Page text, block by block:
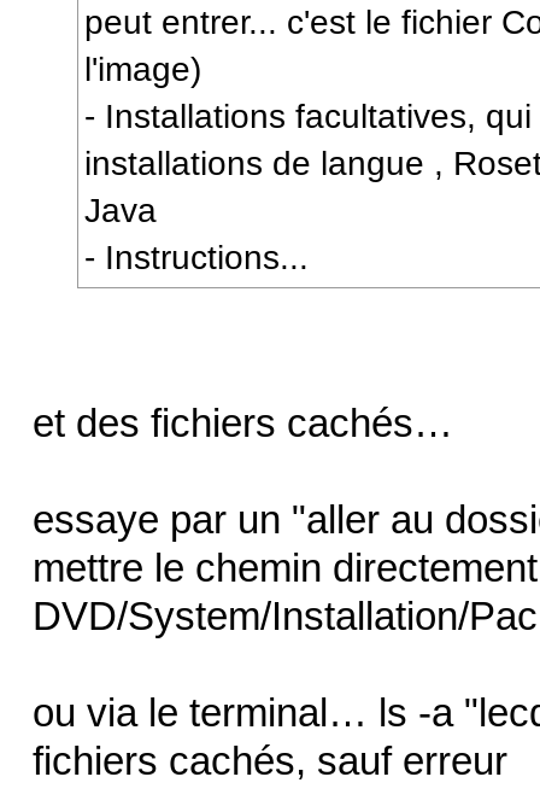
peut entrer... c'est le fichier
l'image)
- Installations facultatives,
installations de langue ,
Java
- Instructions...
et des fichiers cachés…
essaye par un "aller au
mettre le chemin
DVD/System/Installation/
ou via le terminal… ls -a
fichiers cachés, sauf erreur